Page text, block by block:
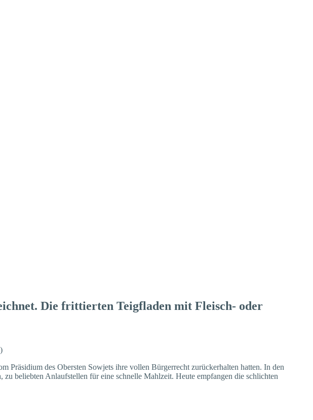
Die frittierten Teigfladen mit Fleisch- oder
Präsidium des Obersten Sowjets ihre vollen Bürgerrecht zurückerhalten hatten. In den
beliebten Anlaufstellen für eine schnelle Mahlzeit. Heute empfangen die schlichten